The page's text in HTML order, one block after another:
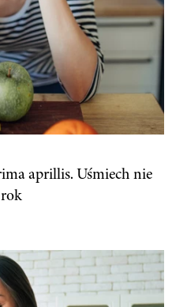
aprillis. Uśmiech nie